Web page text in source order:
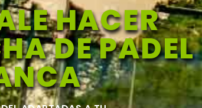
HACER
DE PADEL